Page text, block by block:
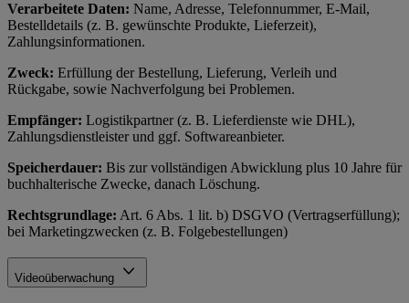
Verarbeitete Daten: Name, Adresse, Telefonnummer, E-Mail,
Bestelldetails (z. B. gewünschte Produkte, Lieferzeit),
Zahlungsinformationen.
Zweck: Erfüllung der Bestellung, Lieferung, Verleih und
Rückgabe, sowie Nachverfolgung bei Problemen.
Empfänger: Logistikpartner (z. B. Lieferdienste wie DHL),
Zahlungsdienstleister und ggf. Softwareanbieter.
Speicherdauer: Bis zur vollständigen Abwicklung plus 10 Jahre für
buchhalterische Zwecke, danach Löschung.
Rechtsgrundlage: Art. 6 Abs. 1 lit. b) DSGVO (Vertragserfüllung);
bei Marketingzwecken (z. B. Folgebestellungen)
Videoüberwachung